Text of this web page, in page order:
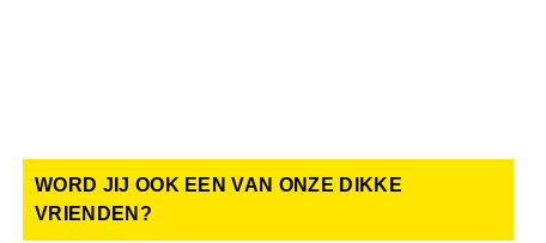
WORD JIJ OOK EEN VAN ONZE DIKKE
VRIENDEN?